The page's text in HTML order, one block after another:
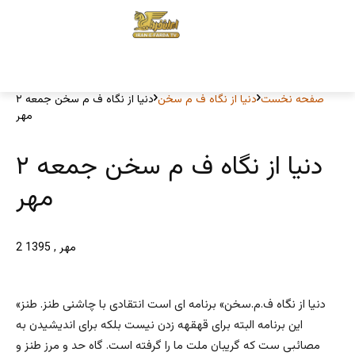
صفحه نخست دنیا از نگاه ف م سخن
دنیا از نگاه ف م سخن جمعه ۲
مهر
دنیا از نگاه ف م سخن جمعه ۲
مهر
2 مهر , 1395
«دنیا از نگاه ف.م.سخن» برنامه ای است انتقادی با چاشنی طنز. طنز
این برنامه البته برای قهقهه زدن نیست بلکه برای اندیشیدن به
مصائبی ست که گریبان ملت ما را گرفته است. گاه حد و مرز طنز و